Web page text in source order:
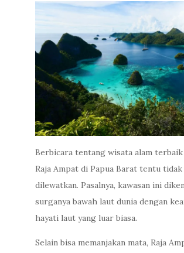
Berbicara tentang wisata alam
Raja Ampat di Papua Barat tentu
dilewatkan. Pasalnya, kawasan ini
surganya bawah laut dunia dengan
hayati laut yang luar biasa.
Selain bisa memanjakan mata, Raja